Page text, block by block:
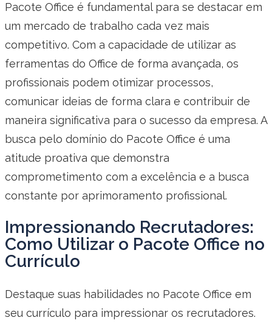
Pacote Office é fundamental para se destacar em
um mercado de trabalho cada vez mais
competitivo. Com a capacidade de utilizar as
ferramentas do Office de forma avançada, os
profissionais podem otimizar processos,
comunicar ideias de forma clara e contribuir de
maneira significativa para o sucesso da empresa. A
busca pelo domínio do Pacote Office é uma
atitude proativa que demonstra
comprometimento com a excelência e a busca
constante por aprimoramento profissional.
Impressionando Recrutadores:
Como Utilizar o Pacote Office no
Currículo
Destaque suas habilidades no Pacote Office em
seu currículo para impressionar os recrutadores.